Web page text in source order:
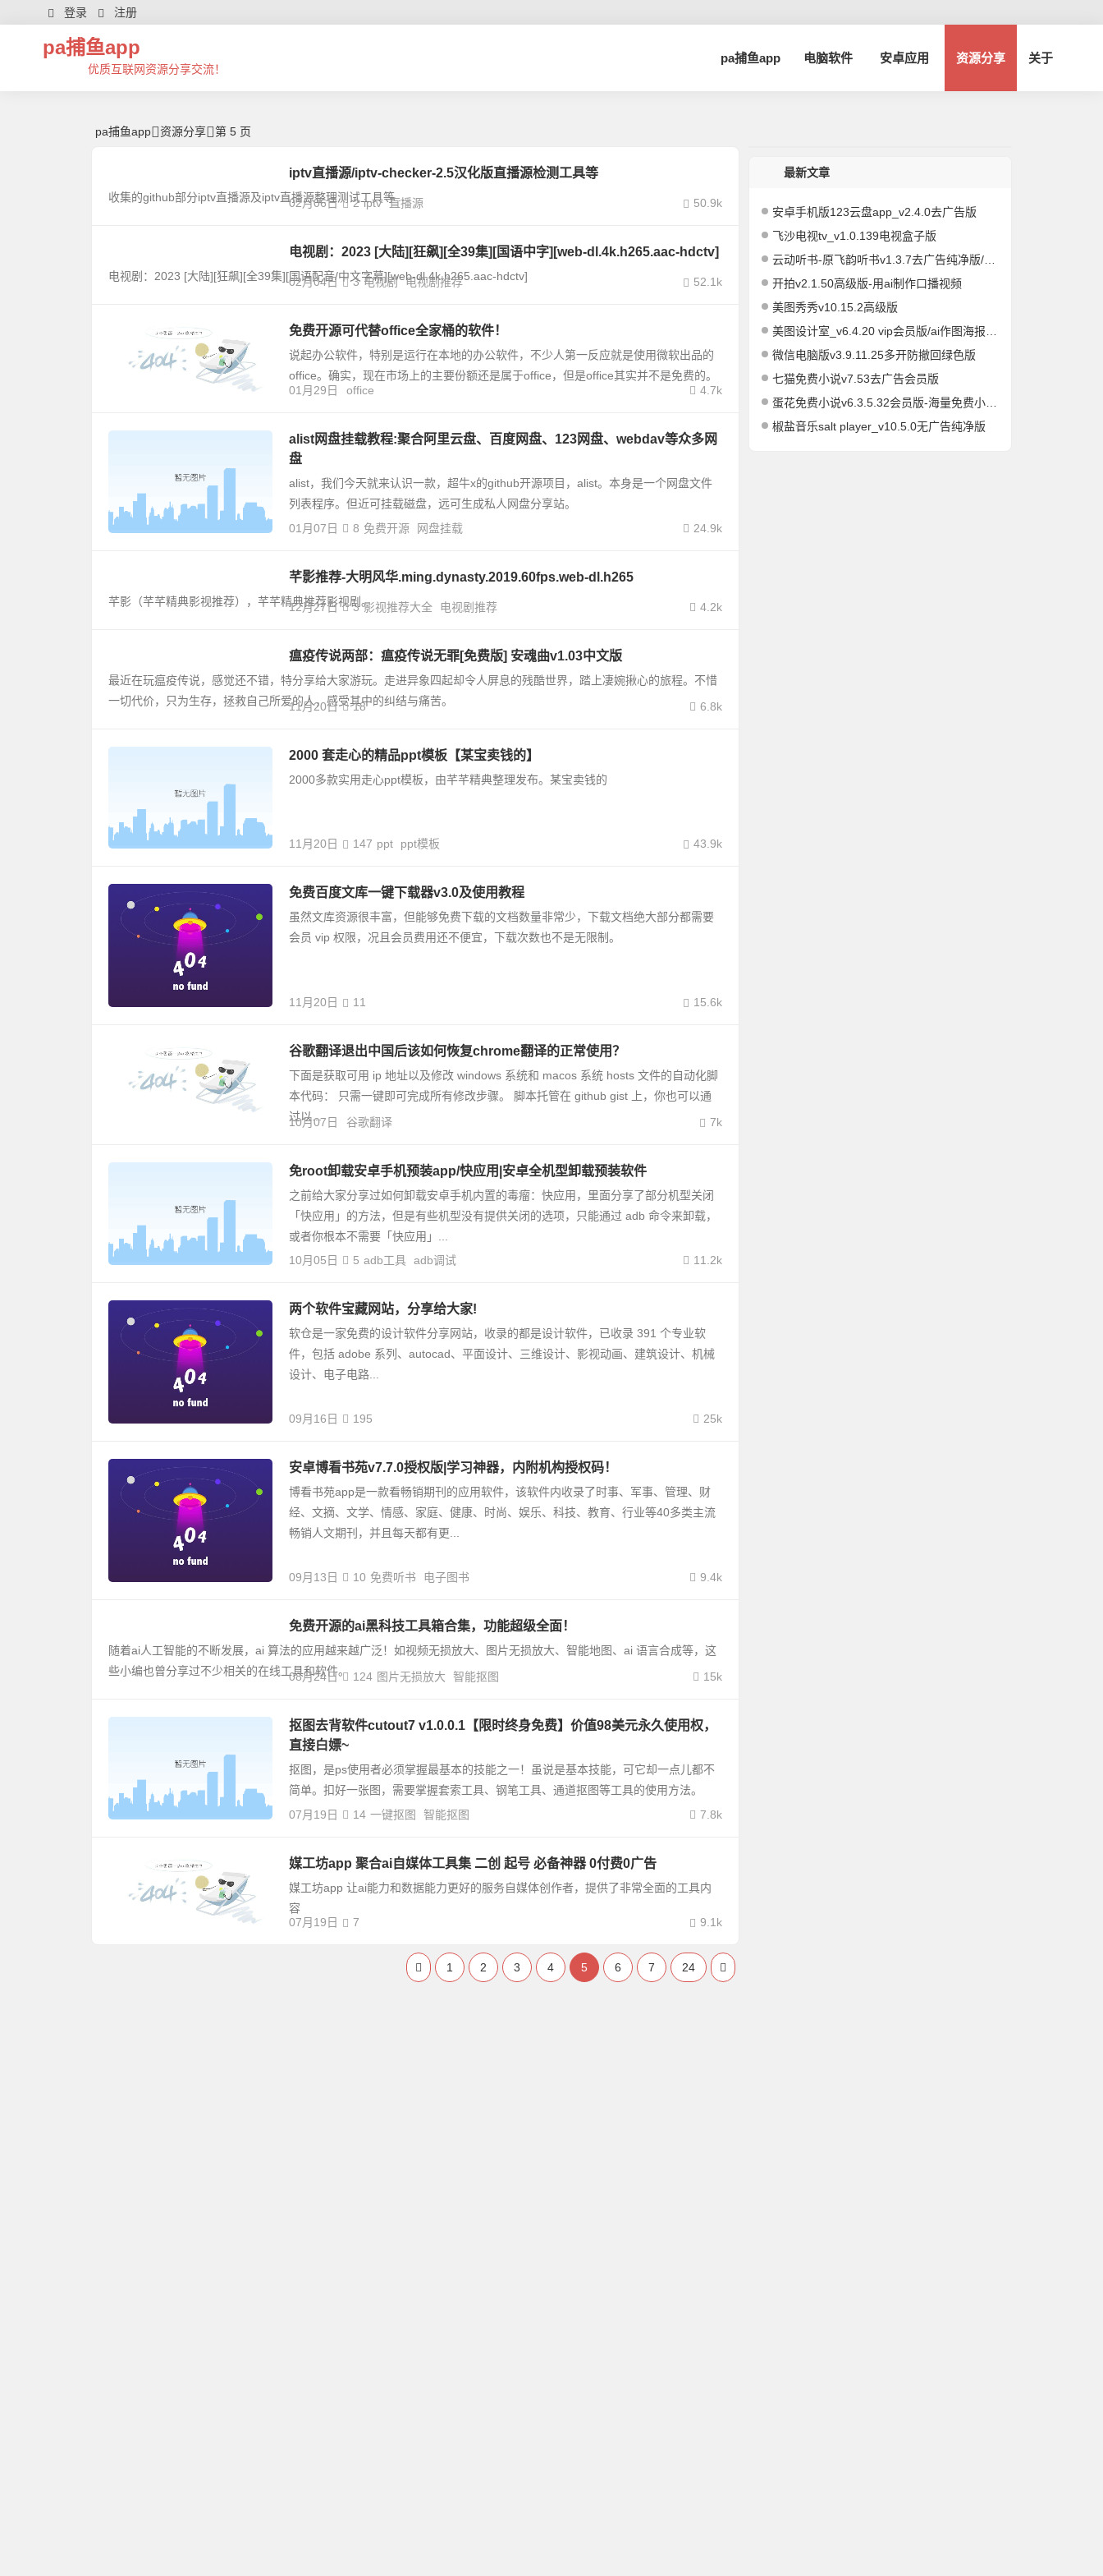
科技新闻资讯及软件技巧以及互联网稀缺资源分享 -pa捕鱼app
登录 注册
pa捕鱼app
优质互联网资源分享交流！
pa捕鱼app 电脑软件 安卓应用 资源分享 关于
pa捕鱼app 资源分享 第 5 页
iptv直播源/iptv-checker-2.5汉化版直播源检测工具等
收集的github部分iptv直播源及iptv直播源整理测试工具等...
02月06日 50.9k
2 iptv 直播源
电视剧：2023 [大陆][狂飙][全39集][国语中字][web-dl.4k.h265.aac-hdctv]
电视剧：2023 [大陆][狂飙][全39集][国语配音/中文字幕][web-dl.4k.h265.aac-hdctv]
02月04日 52.1k
3 电视剧 电视剧推荐
免费开源可代替office全家桶的软件！
说起办公软件，特别是运行在本地的办公软件，不少人第一反应就是使用微软出品的
office。确实，现在市场上的主要份额还是属于office，但是office其实并不是免费的。
01月29日
4.7k
office
alist网盘挂载教程:聚合阿里云盘、百度网盘、123网盘、webdav等众多网
盘
alist，我们今天就来认识一款，超牛x的github开源项目，alist。本身是一个网盘文件
列表程序。但近可挂载磁盘，远可生成私人网盘分享站。
01月07日
24.9k
8 免费开源 网盘挂载
芊影推荐-大明风华.ming.dynasty.2019.60fps.web-dl.h265
芊影（芊芊精典影视推荐），芊芊精典推荐影视剧。
12月27日 4.2k
3 影视推荐大全 电视剧推荐
瘟疫传说两部：瘟疫传说无罪[免费版] 安魂曲v1.03中文版
最近在玩瘟疫传说，感觉还不错，特分享给大家游玩。走进异象四起却令人屏息的残酷世界，踏上凄婉揪心的旅程。不惜
一切代价，只为生存，拯救自己所爱的人，感受其中的纠结与痛苦。
11月20日 6.8k
18
2000 套走心的精品ppt模板【某宝卖钱的】
2000多款实用走心ppt模板，由芊芊精典整理发布。某宝卖钱的
11月20日 43.9k
147 ppt ppt模板
免费百度文库一键下载器v3.0及使用教程
虽然文库资源很丰富，但能够免费下载的文档数量非常少，下载文档绝大部分都需要
会员 vip 权限，况且会员费用还不便宜，下载次数也不是无限制。
11月20日 15.6k
11
谷歌翻译退出中国后该如何恢复chrome翻译的正常使用？
下面是获取可用 ip 地址以及修改 windows 系统和 macos 系统 hosts 文件的自动化脚
本代码： 只需一键即可完成所有修改步骤。 脚本托管在 github gist 上，你也可以通
过以...
10月07日 7k
谷歌翻译
​免root卸载安卓手机预装app/快应用|安卓全机型卸载预装软件
之前给大家分享过如何卸载安卓手机内置的毒瘤：快应用，里面分享了部分机型关闭
「快应用」的方法，但是有些机型没有提供关闭的选项，只能通过 adb 命令来卸载，
或者你根本不需要「快应用」...
10月05日
11.2k
5 adb工具 adb调试
两个软件宝藏网站，分享给大家!
软仓是一家免费的设计软件分享网站，收录的都是设计软件，已收录 391 个专业软
件，包括 adobe 系列、autocad、平面设计、三维设计、影视动画、建筑设计、机械
设计、电子电路...
09月16日 25k
195
安卓博看书苑v7.7.0授权版|学习神器，内附机构授权码！
博看书苑app是一款看畅销期刊的应用软件，该软件内收录了时事、军事、管理、财
经、文摘、文学、情感、家庭、健康、时尚、娱乐、科技、教育、行业等40多类主流
畅销人文期刊，并且每天都有更...
09月13日 9.4k
10 免费听书 电子图书
免费开源的ai黑科技工具箱合集，功能超级全面！
随着ai人工智能的不断发展，ai 算法的应用越来越广泛！如视频无损放大、图片无损放大、智能地图、ai 语言合成等，这
些小编也曾分享过不少相关的在线工具和软件。
08月24日 15k
124 图片无损放大 智能抠图
抠图去背软件cutout7 v1.0.0.1【限时终身免费】价值98美元永久使用权，
直接白嫖~
抠图，是ps使用者必须掌握最基本的技能之一！虽说是基本技能，可它却一点儿都不
简单。扣好一张图，需要掌握套索工具、钢笔工具、通道抠图等工具的使用方法。
07月19日
7.8k
14 一键抠图 智能抠图
媒工坊app 聚合ai自媒体工具集 二创 起号 必备神器 0付费0广告
媒工坊app 让ai能力和数据能力更好的服务自媒体创作者，提供了非常全面的工具内
容
07月19日
9.1k
7
1 2 3 4 5 6 7 24
最新文章
安卓手机版123云盘app_v2.4.0去广告版
飞沙电视tv_v1.0.139电视盒子版
云动听书-原飞韵听书v1.3.7去广告纯净版/海量资源
开拍v2.1.50高级版-用ai制作口播视频
美图秀秀v10.15.2高级版
美图设计室_v6.4.20 vip会员版/ai作图海报编辑
微信电脑版v3.9.11.25多开防撤回绿色版
七猫免费小说v7.53去广告会员版
蛋花免费小说v6.3.5.32会员版-海量免费小说有声小说阅读听书
椒盐音乐salt player_v10.5.0无广告纯净版